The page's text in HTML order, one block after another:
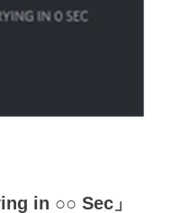
in ○○ Sec」